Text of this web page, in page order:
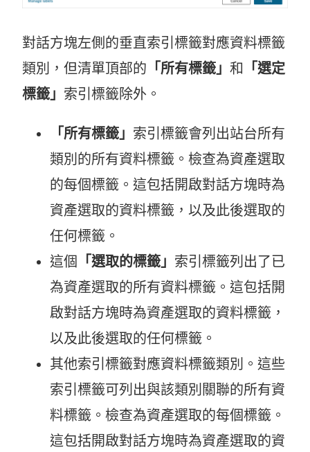
對話方塊左側的垂直索引標籤對應資料標籤
類別，但清單頂部的 「所有標籤」 和
「選定
標籤」 索引標籤除外。
「所有標籤」 索引標籤會列出站台所有
類別的所有資料標籤。檢查為資產選取
的每個標籤。這包括開啟對話方塊時為
資產選取的資料標籤，以及此後選取的
任何標籤。
這個
「選取的標籤」 索引標籤列出了已
為資產選取的所有資料標籤。這包括開
啟對話方塊時為資產選取的資料標籤，
以及此後選取的任何標籤。
其他索引標籤對應資料標籤類別。這些
索引標籤可列出與該類別關聯的所有資
料標籤。檢查為資產選取的每個標籤。
這包括開啟對話方塊時為資產選取的資